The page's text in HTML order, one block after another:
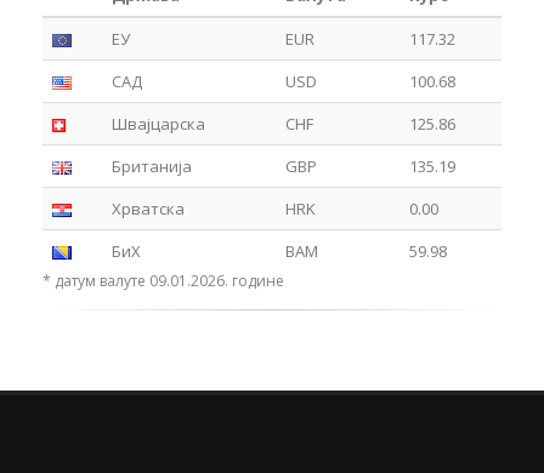
ЕУ
EUR
117.32
САД
USD
100.68
Швајцарска
CHF
125.86
Британија
GBP
135.19
Хрватска
HRK
0.00
БиХ
BAM 59.98
* датум валуте 09.01.2026. године